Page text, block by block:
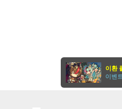
이환
이벤